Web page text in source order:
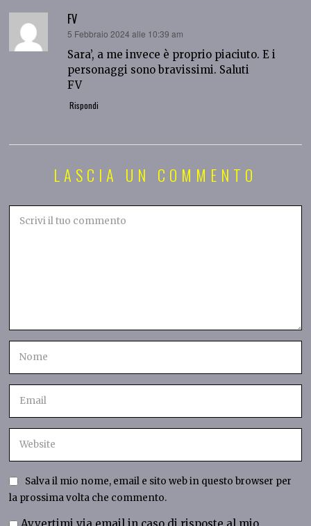
FV
ha
detto:
5 Febbraio 2024 alle 10:39 am
Sara’, a me invece è proprio piaciuto. E i
personaggi sono bravissimi. Saluti
FV
Rispondi
LASCIA UN COMMENTO
Salva il mio nome, email e sito web in questo browser per
la prossima volta che commento.